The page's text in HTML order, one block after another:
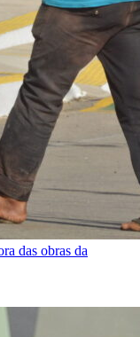
das obras da